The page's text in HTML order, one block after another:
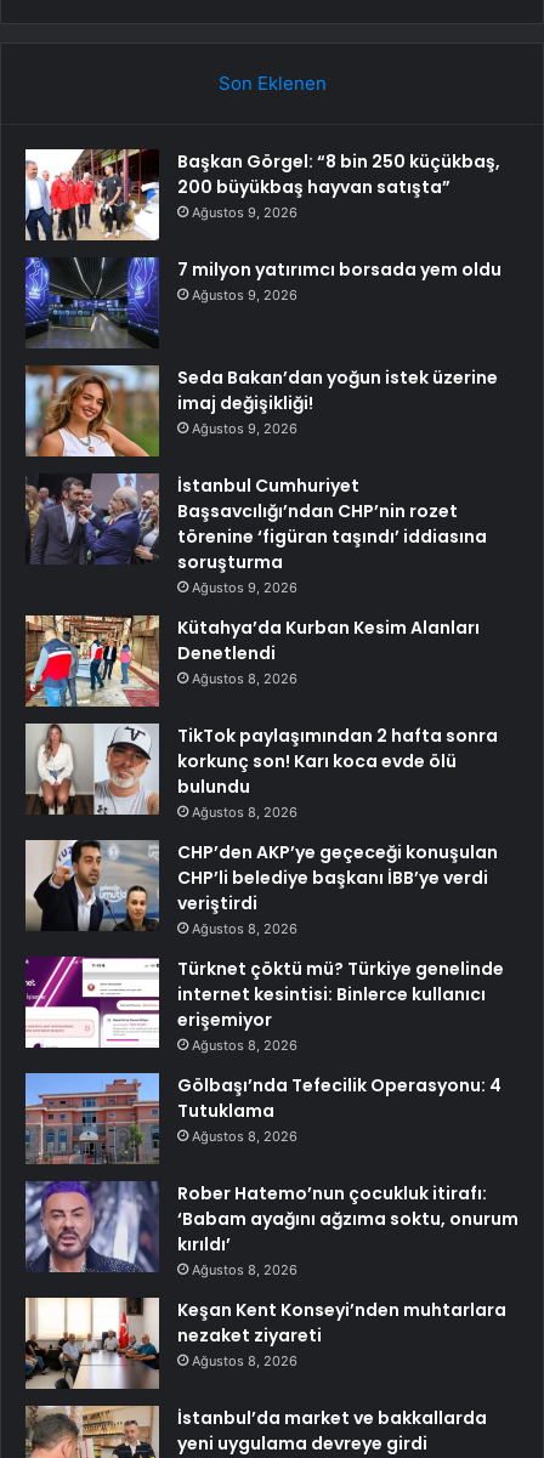
Son Eklenen
Başkan Görgel: “8 bin 250 küçükbaş,
200 büyükbaş hayvan satışta”
Ağustos 9, 2026
7 milyon yatırımcı borsada yem oldu
Ağustos 9, 2026
Seda Bakan’dan yoğun istek üzerine
imaj değişikliği!
Ağustos 9, 2026
İstanbul Cumhuriyet
Başsavcılığı’ndan CHP’nin rozet
törenine ‘figüran taşındı’ iddiasına
soruşturma
Ağustos 9, 2026
Kütahya’da Kurban Kesim Alanları
Denetlendi
Ağustos 8, 2026
TikTok paylaşımından 2 hafta sonra
korkunç son! Karı koca evde ölü
bulundu
Ağustos 8, 2026
CHP’den AKP’ye geçeceği konuşulan
CHP’li belediye başkanı İBB’ye verdi
veriştirdi
Ağustos 8, 2026
Türknet çöktü mü? Türkiye genelinde
internet kesintisi: Binlerce kullanıcı
erişemiyor
Ağustos 8, 2026
Gölbaşı’nda Tefecilik Operasyonu: 4
Tutuklama
Ağustos 8, 2026
Rober Hatemo’nun çocukluk itirafı:
‘Babam ayağını ağzıma soktu, onurum
kırıldı’
Ağustos 8, 2026
Keşan Kent Konseyi’nden muhtarlara
nezaket ziyareti
Ağustos 8, 2026
İstanbul’da market ve bakkallarda
yeni uygulama devreye girdi